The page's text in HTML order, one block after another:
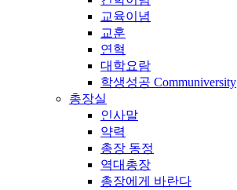
교육이념
교훈
연혁
대학요람
학생성공 Communiversity
총장실
인사말
약력
총장 동정
역대총장
총장에게 바란다